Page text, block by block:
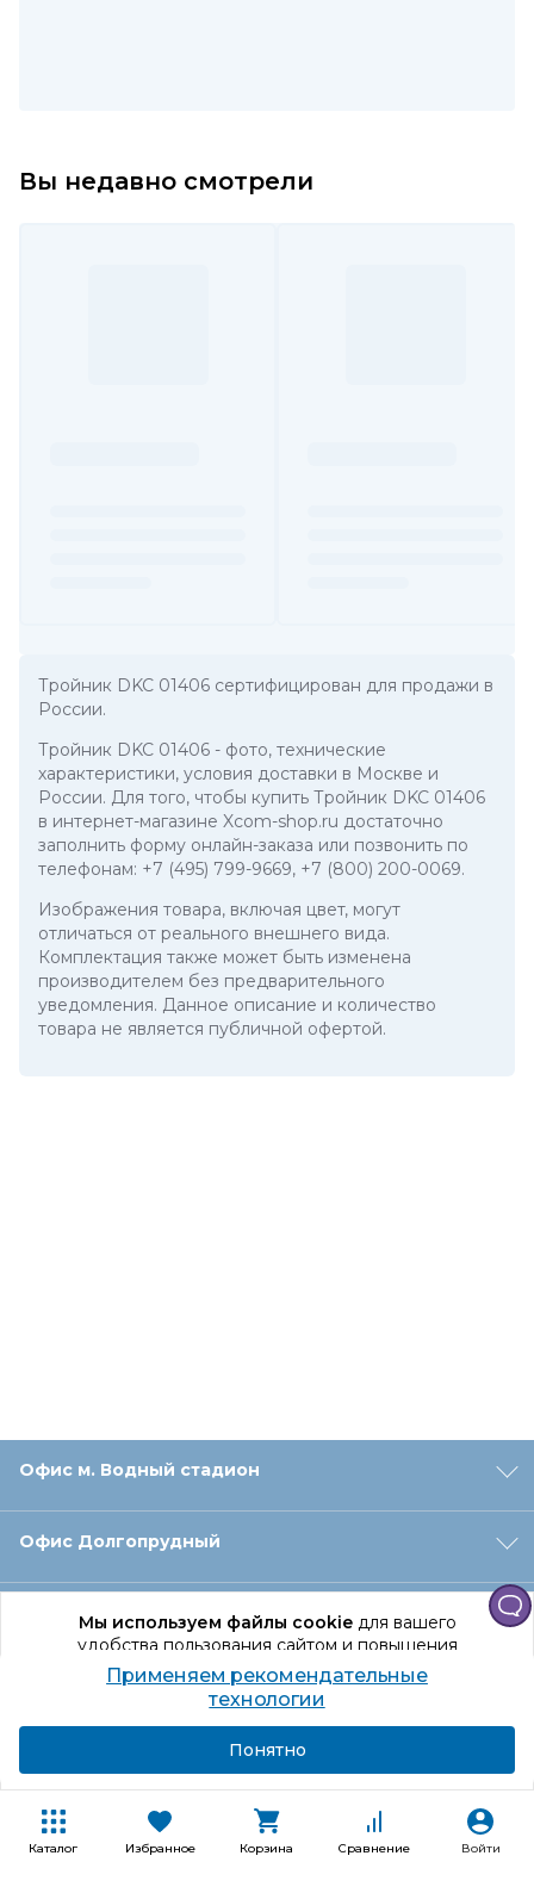
Каталог Избранное Корзина Сравнение Войти
Мы используем файлы cookieдля вашего
удобства пользования сайтом и повышения
качества рекомендаций.
Продолжая использование сайта, вы даете
согласие на обработку персональных данных
Вы недавно смотрели
Тройник DKC 01406 сертифицирован для продажи в
России.
Тройник DKC 01406 - фото, технические
характеристики, условия доставки в Москве и
России. Для того, чтобы купить Тройник DKC 01406
в интернет-магазине Xcom-shop.ru достаточно
заполнить форму онлайн-заказа или позвонить по
телефонам: +7 (495) 799-9669, +7 (800) 200-0069.
Изображения товара, включая цвет, могут
отличаться от реального внешнего вида.
Комплектация также может быть изменена
производителем без предварительного
уведомления. Данное описание и количество
товара не является публичной офертой.
Офис м. Водный стадион
Офис Долгопрудный
Офис Санкт‑Петербург
Оформление заказа
Покупателям
Применяем рекомендательные
технологии
Понятно